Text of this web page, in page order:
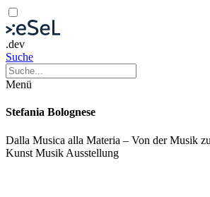
.dev
Suche
Menü
Stefania Bolognese
Dalla Musica alla Materia – Von der Musik
Kunst Musik Ausstellung